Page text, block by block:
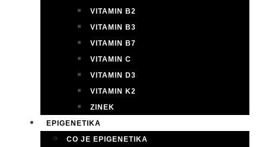
VITAMIN B2
VITAMIN B3
VITAMIN B7
VITAMIN C
VITAMIN D3
VITAMIN K2
ZINEK
EPIGENETIKA
CO JE EPIGENETIKA